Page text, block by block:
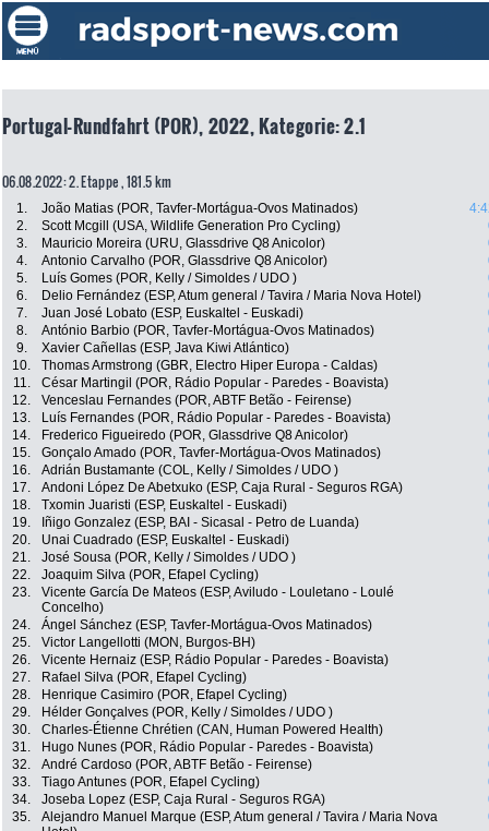
Portugal-Rundfahrt (POR), 2022, Kategorie: 2.1
06.08.2022: 2. Etappe , 181.5 km
1. João Matias (POR, Tavfer-Mortágua-Ovos Matinados)
2.
Scott Mcgill (USA, Wildlife Generation Pro Cycling)
3.
Mauricio Moreira (URU, Glassdrive Q8 Anicolor)
4.
Antonio Carvalho (POR, Glassdrive Q8 Anicolor)
5.
Luís Gomes (POR, Kelly / Simoldes / UDO )
6.
Delio Fernández (ESP, Atum general / Tavira / Maria Nova Hotel)
7.
Juan José Lobato (ESP, Euskaltel - Euskadi)
8.
António Barbio (POR, Tavfer-Mortágua-Ovos Matinados)
9.
Xavier Cañellas (ESP, Java Kiwi Atlántico)
10.
Thomas Armstrong (GBR, Electro Hiper Europa - Caldas)
11.
César Martingil (POR, Rádio Popular - Paredes - Boavista)
12.
Venceslau Fernandes (POR, ABTF Betão - Feirense)
13.
Luís Fernandes (POR, Rádio Popular - Paredes - Boavista)
14.
Frederico Figueiredo (POR, Glassdrive Q8 Anicolor)
15.
Gonçalo Amado (POR, Tavfer-Mortágua-Ovos Matinados)
16.
Adrián Bustamante (COL, Kelly / Simoldes / UDO )
17.
Andoni López De Abetxuko (ESP, Caja Rural - Seguros RGA)
18.
Txomin Juaristi (ESP, Euskaltel - Euskadi)
19.
Iñigo Gonzalez (ESP, BAI - Sicasal - Petro de Luanda)
20.
Unai Cuadrado (ESP, Euskaltel - Euskadi)
21.
José Sousa (POR, Kelly / Simoldes / UDO )
22.
Joaquim Silva (POR, Efapel Cycling)
23.
Vicente García De Mateos (ESP, Aviludo - Louletano - Loulé
Concelho)
24. Ángel Sánchez (ESP, Tavfer-Mortágua-Ovos Matinados)
25.
Victor Langellotti (MON, Burgos-BH)
26.
Vicente Hernaiz (ESP, Rádio Popular - Paredes - Boavista)
27.
Rafael Silva (POR, Efapel Cycling)
28.
Henrique Casimiro (POR, Efapel Cycling)
29.
Hélder Gonçalves (POR, Kelly / Simoldes / UDO )
30.
Charles-Étienne Chrétien (CAN, Human Powered Health)
31.
Hugo Nunes (POR, Rádio Popular - Paredes - Boavista)
32.
André Cardoso (POR, ABTF Betão - Feirense)
33.
Tiago Antunes (POR, Efapel Cycling)
34.
Joseba Lopez (ESP, Caja Rural - Seguros RGA)
35.
Alejandro Manuel Marque (ESP, Atum general / Tavira / Maria Nova